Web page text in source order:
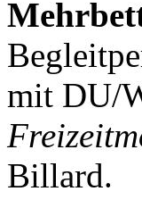
mit DU/
Billard.